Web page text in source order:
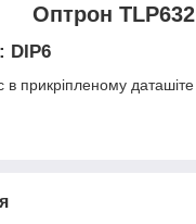
Оптрон TLP632
DIP6
в прикріпленому даташіте